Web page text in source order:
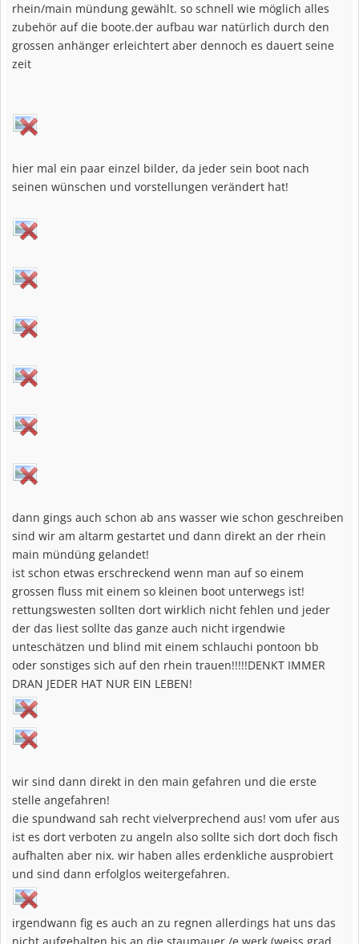
rhein/main mündung gewählt. so schnell wie möglich alles
zubehör auf die boote.der aufbau war natürlich durch den
grossen anhänger erleichtert aber dennoch es dauert seine
zeit
hier mal ein paar einzel bilder, da jeder sein boot nach
seinen wünschen und vorstellungen verändert hat!
dann gings auch schon ab ans wasser wie schon geschreiben
sind wir am altarm gestartet und dann direkt an der rhein
main mündüng gelandet!
ist schon etwas erschreckend wenn man auf so einem
grossen fluss mit einem so kleinen boot unterwegs ist!
rettungswesten sollten dort wirklich nicht fehlen und jeder
der das liest sollte das ganze auch nicht irgendwie
unteschätzen und blind mit einem schlauchi pontoon bb
oder sonstiges sich auf den rhein trauen!!!!!DENKT IMMER
DRAN JEDER HAT NUR EIN LEBEN!
wir sind dann direkt in den main gefahren und die erste
stelle angefahren!
die spundwand sah recht vielverprechend aus! vom ufer aus
ist es dort verboten zu angeln also sollte sich dort doch fisch
aufhalten aber nix. wir haben alles erdenkliche ausprobiert
und sind dann erfolglos weitergefahren.
irgendwann fig es auch an zu regnen allerdings hat uns das